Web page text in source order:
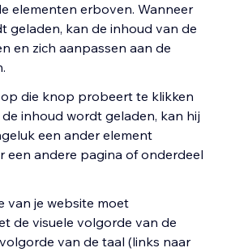
elementen erboven. Wanneer
geladen, kan de inhoud van de
en zich aanpassen aan de
die knop probeert te klikken
inhoud wordt geladen, kan hij
een ander element
een andere pagina of onderdeel
van je website moet
de visuele volgorde van de
van de taal (links naar